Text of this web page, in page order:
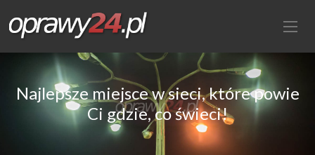
Najlepsze miejsce w sieci, które powie
Ci gdzie, co świeci!